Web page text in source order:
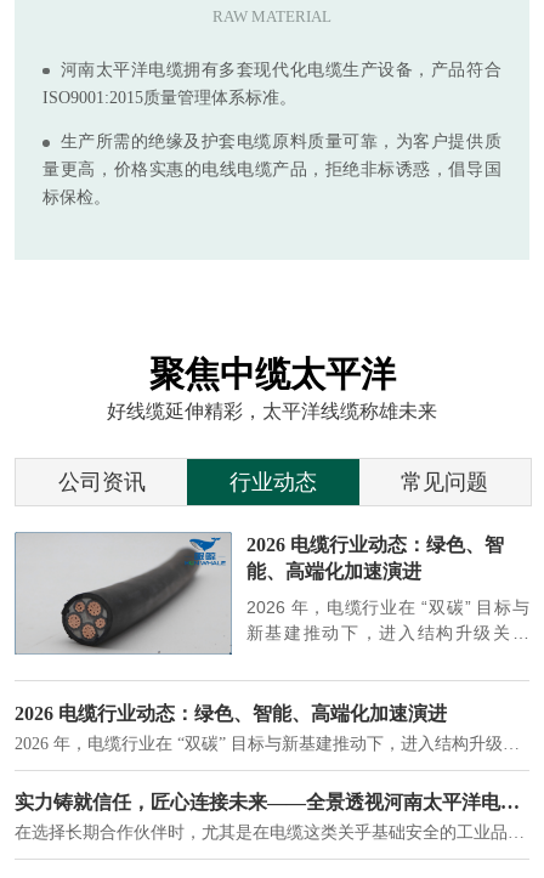
RAW MATERIAL
河南太平洋电缆拥有多套现代化电缆生产设备，产品符合
ISO9001:2015质量管理体系标准。
生产所需的绝缘及护套电缆原料质量可靠，为客户提供质
量更高，价格实惠的电线电缆产品，拒绝非标诱惑，倡导国
标保检。
聚焦中缆太平洋
好线缆延伸精彩，太平洋线缆称雄未来
公司资讯 行业动态 常见问题
2026 电缆行业动态：绿色、智
能、高端化加速演进
2026 年，电缆行业在 “双碳” 目标与
新基建推动下，进入结构升级关键
大清晰趋势，市场格局持续优化。
2026 电缆行业动态：绿色、智能、高端化加速演进
实力铸就信任，匠心连接未来——全景透视河南太平洋电缆厂
在选择长期合作伙伴时，尤其是在电缆这类关乎基础安全的工业品上，供应商的“内在实力”远比一纸报价单更重要。今天，我们邀请您“云参观”河南太平洋电缆厂，透过每一个细节，看我们如何将“可靠”二字，铸入每一米电缆。